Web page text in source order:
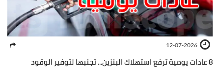
12-07-2026
8 عادات يومية ترفع استهلاك البنزين... تجنبها لتوفير الوقود